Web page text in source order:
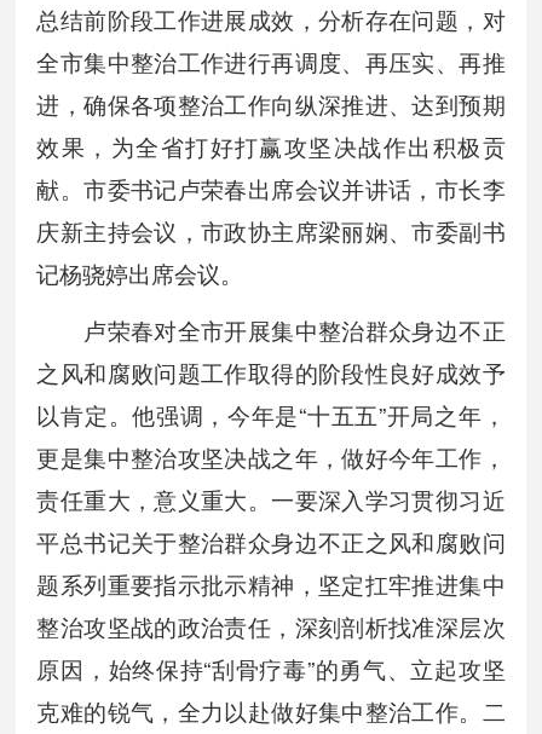
总结前阶段工作进展成效，分析存在问题，对
全市集中整治工作进行再调度、再压实、再推
进，确保各项整治工作向纵深推进、达到预期
效果，为全省打好打赢攻坚决战作出积极贡
献。市委书记卢荣春出席会议并讲话，市长李
庆新主持会议，市政协主席梁丽娴、市委副书
记杨骁婷出席会议。
卢荣春对全市开展集中整治群众身边不正
之风和腐败问题工作取得的阶段性良好成效予
以肯定。他强调，今年是“十五五”开局之年，
更是集中整治攻坚决战之年，做好今年工作，
责任重大，意义重大。一要深入学习贯彻习近
平总书记关于整治群众身边不正之风和腐败问
题系列重要指示批示精神，坚定扛牢推进集中
整治攻坚战的政治责任，深刻剖析找准深层次
原因，始终保持“刮骨疗毒”的勇气、立起攻坚
克难的锐气，全力以赴做好集中整治工作。二